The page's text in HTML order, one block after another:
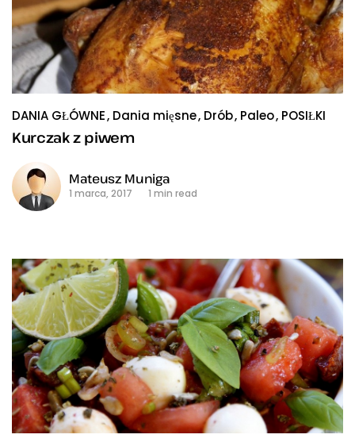
DANIA GŁÓWNE Dania mięsne Drób Paleo POSIŁKI
Kurczak z piwem
Mateusz Muniga
1 marca, 2017 1 min read